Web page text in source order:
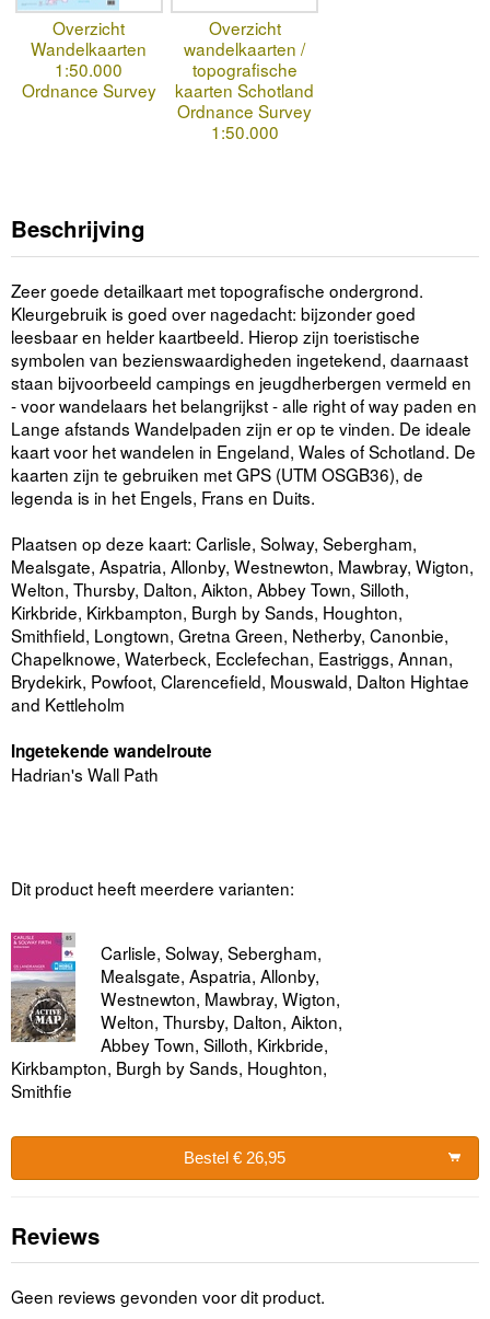
Overzicht
Wandelkaarten
1:50.000
Ordnance Survey
Overzicht
wandelkaarten /
topografische
kaarten Schotland
Ordnance Survey
1:50.000
Beschrijving
Zeer goede detailkaart met topografische ondergrond.
Kleurgebruik is goed over nagedacht: bijzonder goed
leesbaar en helder kaartbeeld. Hierop zijn toeristische
symbolen van bezienswaardigheden ingetekend, daarnaast
staan bijvoorbeeld campings en jeugdherbergen vermeld en
- voor wandelaars het belangrijkst - alle right of way paden en
Lange afstands Wandelpaden zijn er op te vinden. De ideale
kaart voor het wandelen in Engeland, Wales of Schotland. De
kaarten zijn te gebruiken met GPS (UTM OSGB36), de
legenda is in het Engels, Frans en Duits.
Plaatsen op deze kaart: Carlisle, Solway, Sebergham,
Mealsgate, Aspatria, Allonby, Westnewton, Mawbray, Wigton,
Welton, Thursby, Dalton, Aikton, Abbey Town, Silloth,
Kirkbride, Kirkbampton, Burgh by Sands, Houghton,
Smithfield, Longtown, Gretna Green, Netherby, Canonbie,
Chapelknowe, Waterbeck, Ecclefechan, Eastriggs, Annan,
Brydekirk, Powfoot, Clarencefield, Mouswald, Dalton Hightae
and Kettleholm
Ingetekende wandelroute
Hadrian's Wall Path
Dit product heeft meerdere varianten:
Carlisle, Solway, Sebergham,
Mealsgate, Aspatria, Allonby,
Westnewton, Mawbray, Wigton,
Welton, Thursby, Dalton, Aikton,
Abbey Town, Silloth, Kirkbride,
Kirkbampton, Burgh by Sands, Houghton,
Smithfie
Bestel € 26,95
Reviews
Geen reviews gevonden voor dit product.